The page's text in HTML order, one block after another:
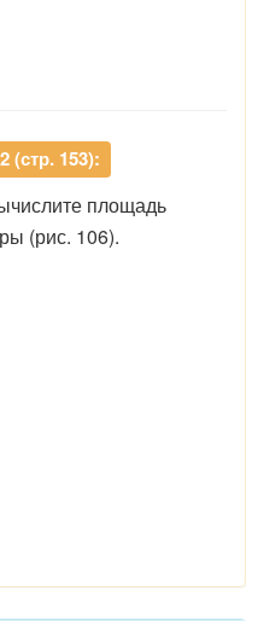
(стр. 153):
площадь
(рис. 106).